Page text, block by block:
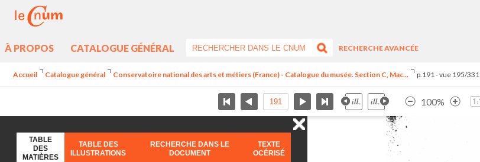
À PROPOS CATALOGUE GÉNÉRAL
RECHERCHE AVANCÉE
Accueil Catalogue général Conservatoire national des arts et métiers (France) - Catalogue du musée. Section C, Mac... p.191 - vue 195/331
100%
TABLE
DES
MATIÈRES
TABLE DES
ILLUSTRATIONS
RECHERCHE DANS LE
DOCUMENT
TEXTE
OCÉRISÉ